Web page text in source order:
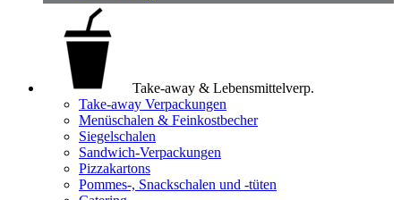
Take-away & Lebensmittelverp.
Take-away Verpackungen
Menüschalen & Feinkostbecher
Siegelschalen
Sandwich-Verpackungen
Pizzakartons
Pommes-, Snackschalen und -tüten